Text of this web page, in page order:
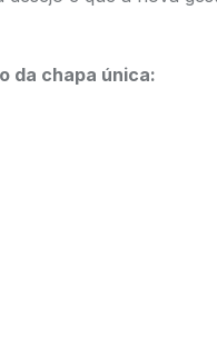
da chapa única: